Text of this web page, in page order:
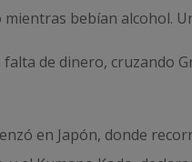
bebían alcohol.
de dinero, cruzando
en Japón, donde